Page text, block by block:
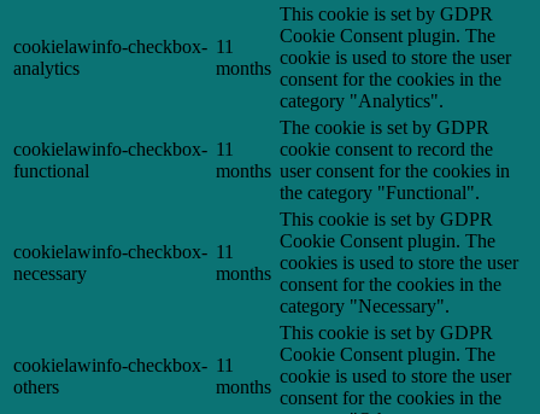
cookielawinfo-checkbox-
analytics
11
months
This cookie is set by GDPR
Cookie Consent plugin. The
cookie is used to store the user
consent for the cookies in the
category "Analytics".
cookielawinfo-checkbox-
functional
11
months
The cookie is set by GDPR
cookie consent to record the
user consent for the cookies in
the category "Functional".
cookielawinfo-checkbox-
necessary
11
months
This cookie is set by GDPR
Cookie Consent plugin. The
cookies is used to store the user
consent for the cookies in the
category "Necessary".
cookielawinfo-checkbox-
others
11
months
This cookie is set by GDPR
Cookie Consent plugin. The
cookie is used to store the user
consent for the cookies in the